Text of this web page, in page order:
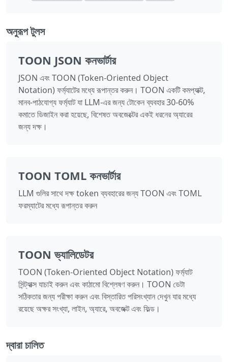
অনুরূপ টুলস
TOON JSON কনভার্টার
JSON এবং TOON (Token-Oriented Object
Notation) ফর্ম্যাটের মধ্যে রূপান্তর করুন। TOON একটি কমপ্যাক্ট,
মানব-পাঠযোগ্য ফর্ম্যাট যা LLM-এর জন্য টোকেন ব্যবহার 30-60%
কমাতে ডিজাইন করা হয়েছে, বিশেষত অবজেক্টের একই ধরনের অ্যারের
জন্য দক্ষ।
TOON TOML কনভার্টার
LLM গুলির সাথে দক্ষ token ব্যবহারের জন্য TOON এবং TOML
ফরম্যাটের মধ্যে রূপান্তর করুন
TOON ভ্যালিডেটর
TOON (Token-Oriented Object Notation) ফর্ম্যাট
সিন্ট্যাক্স যাচাই করুন এবং কাঠামো বিশ্লেষণ করুন। TOON ডেটা
সঠিকতার জন্য পরীক্ষা করুন এবং বিস্তারিত পরিসংখ্যান দেখুন যার মধ্যে
রয়েছে অক্ষর সংখ্যা, লাইন, অ্যারে, অবজেক্ট এবং ফিল্ড।
দ্বারা চালিত